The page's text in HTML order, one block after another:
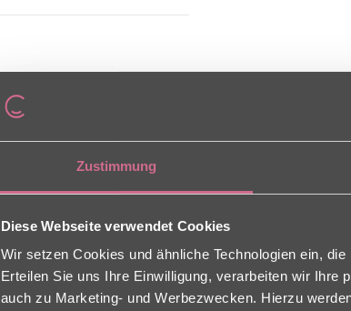
Zustimmung
Diese Webseite verwendet Cookies
Wir setzen Cookies und ähnliche Technologien ein,
Erteilen Sie uns Ihre Einwilligung, verarbeiten wir Ihre
auch zu Marketing- und Werbezwecken. Hierzu